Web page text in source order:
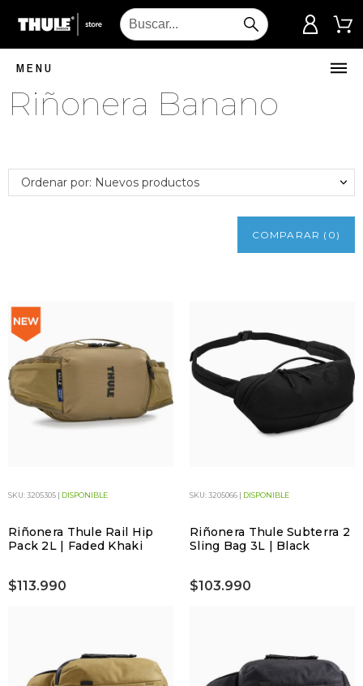
MENU
Riñonera Banano
Ordenar por: Nuevos productos
COMPARAR ( 0 )
SKU: 3205305 | DISPONIBLE
Riñonera Thule Rail Hip
Pack 2L | Faded Khaki
$113.990
SKU: 3205066 | DISPONIBLE
Riñonera Thule Subterra 2
Sling Bag 3L | Black
$103.990